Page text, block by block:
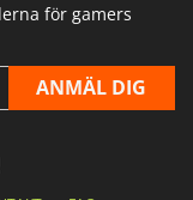
för gamers